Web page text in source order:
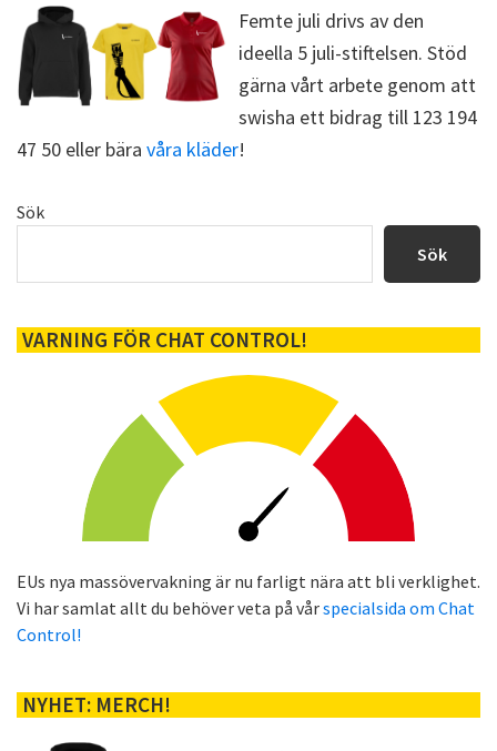
)
Femte juli drivs av den
ideella 5 juli-stiftelsen. Stöd
gärna vårt arbete genom att
swisha ett bidrag till 123 194
47 50 eller bära våra kläder!
Primärt
Sök
Sök
VARNING FÖR CHAT CONTROL!
EUs nya massövervakning är nu farligt nära att bli verklighet.
Vi har samlat allt du behöver veta på vårspecialsida om Chat
Control!
NYHET: MERCH!